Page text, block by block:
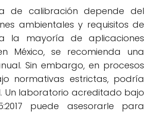
de calibración depende del
ambientales y requisitos de
la mayoría de aplicaciones
México, se recomienda una
Sin embargo, en procesos
normativas estrictas, podría
Un laboratorio acreditado bajo
puede asesorarle para